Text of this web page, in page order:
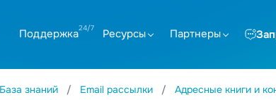
Поддержка Ресурсы Партнеры
База знаний Email рассылки Адресные книги и